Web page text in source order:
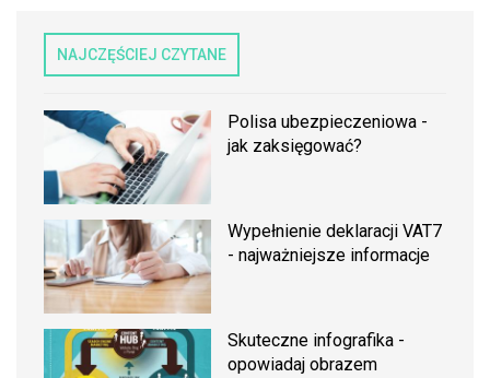
NAJCZĘŚCIEJ CZYTANE
Polisa ubezpieczeniowa -
jak zaksięgować?
Wypełnienie deklaracji VAT7
- najważniejsze informacje
Skuteczne infografika -
opowiadaj obrazem